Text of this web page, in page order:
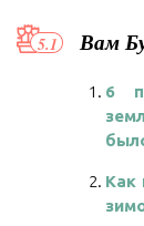
Вам
6
Как